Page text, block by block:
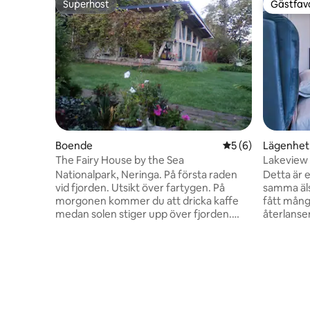
Superhost
Superhost
Boende 5 av 5 i
5 (6)
The Fairy House by the Sea
Nationalpark, Neringa. På första raden
vid fjorden. Utsikt över fartygen. På
morgonen kommer du att dricka kaffe
medan solen stiger upp över fjorden.
Lägenhet
parkering
Detta är
samma
fått